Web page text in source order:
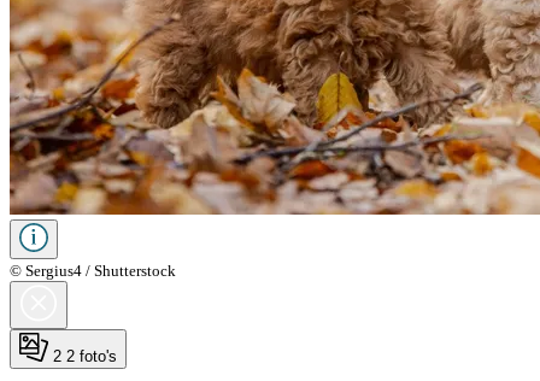
© Sergius4 / Shutterstock
2 2 foto's